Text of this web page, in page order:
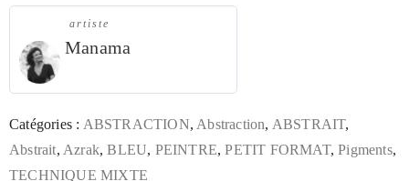
artiste
Manama
Catégories : ABSTRACTION, Abstraction, ABSTRAIT,
Abstrait, Azrak,BLEU, PEINTRE,PETIT FORMAT,Pigments,
TECHNIQUE MIXTE